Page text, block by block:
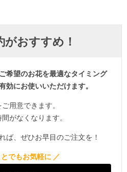
がおすすめ！
ご希望のお花を最適なタイミング
効にお使いいただけます。
用意できます。
がなくなります。
ば、ぜひお早目のご注文を！